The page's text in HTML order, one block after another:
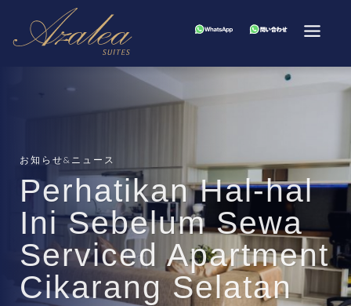
お知らせ&ニュース
Perhatikan Hal-hal
Ini Sebelum Sewa
Serviced Apartment
Cikarang Selatan